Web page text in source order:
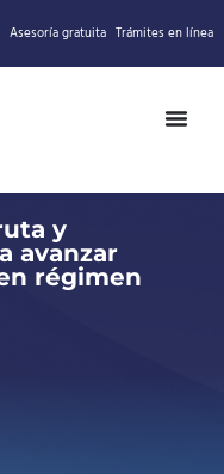
Asesoría gratuita Trámites en línea
y
avanzar
régimen